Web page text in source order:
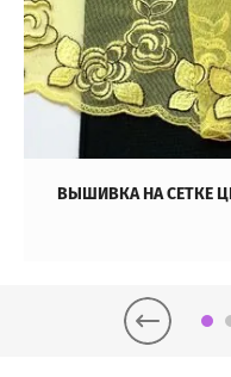
ВЫШИВКА НА СЕТКЕ